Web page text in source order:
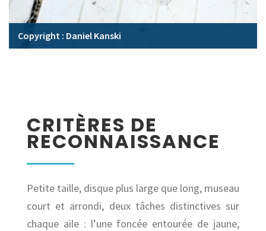
Copyright : Daniel Kanski
CRITÈRES DE
RECONNAISSANCE
Petite taille, disque plus large que long, museau
court et arrondi, deux tâches distinctives sur
chaque aile : l’une foncée entourée de jaune,